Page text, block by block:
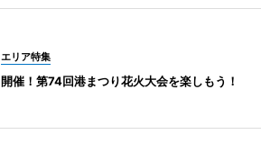
エリア特集
開催！第74回港まつり花火大会を楽しもう！